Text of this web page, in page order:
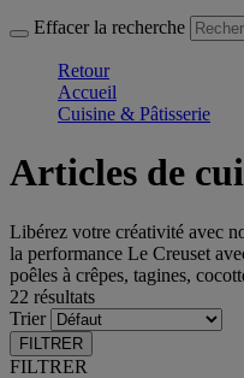
Effacer la recherche
Retour
Accueil
Cuisine & Pâtisserie
Articles de
Libérez votre créativité avec
la performance Le Creuset
poêles à crêpes, tagines,
22 résultats
Trier
FILTRER
FILTRER